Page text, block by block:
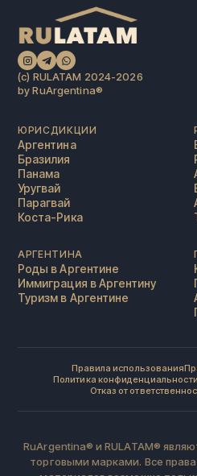
(c) RULATAM 2024-2026
by RuArgentina®️
ЮРИСДИКЦИИ
Аргентина
Бразилия
Панама
Уругвай
Парагвай
Коста-Рика
АРГЕНТИНА
Роды в Аргентине
Иммиграция в Аргентину
Туризм в Аргентине
Правила использования
Политика конфиденциальности
Отказ от
RuArgentina® и RULATAM®
торговыми марками. Все